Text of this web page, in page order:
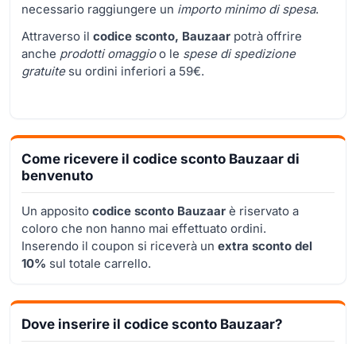
necessario raggiungere un importo minimo di spesa.
Attraverso il codice sconto, Bauzaar potrà offrire
anche prodotti omaggioo le spese di spedizione
gratuitesu ordini inferiori a 59€.
Come ricevere il codice sconto Bauzaar di
benvenuto
Un apposito codice sconto Bauzaar è riservato a
coloro che non hanno mai effettuato ordini.
Inserendo il coupon si riceverà un extra sconto del
10% sul totale carrello.
Dove inserire il codice sconto Bauzaar?